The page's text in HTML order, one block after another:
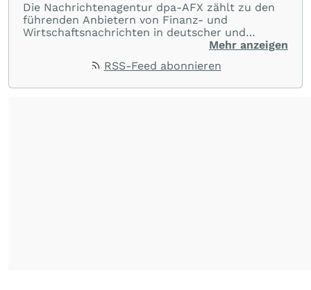
Die Nachrichtenagentur dpa-AFX zählt zu den
führenden Anbietern von Finanz- und
Wirtschaftsnachrichten in deutscher und
englischer Sprache. Gestützt auf ein
dpa-AFX unabhängig, zuverlässig und schnell
Mehr anzeigen
RSS-Feed abonnieren